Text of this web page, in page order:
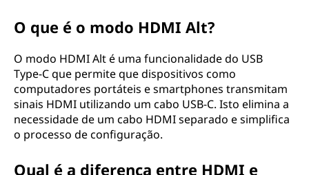
O que é o modo HDMI Alt?
O modo HDMI Alt é uma funcionalidade do USB
Type-C que permite que dispositivos como
computadores portáteis e smartphones transmitam
sinais HDMI utilizando um cabo USB-C. Isto elimina a
necessidade de um cabo HDMI separado e simplifica
o processo de configuração.
Qual é a diferença entre HDMI e